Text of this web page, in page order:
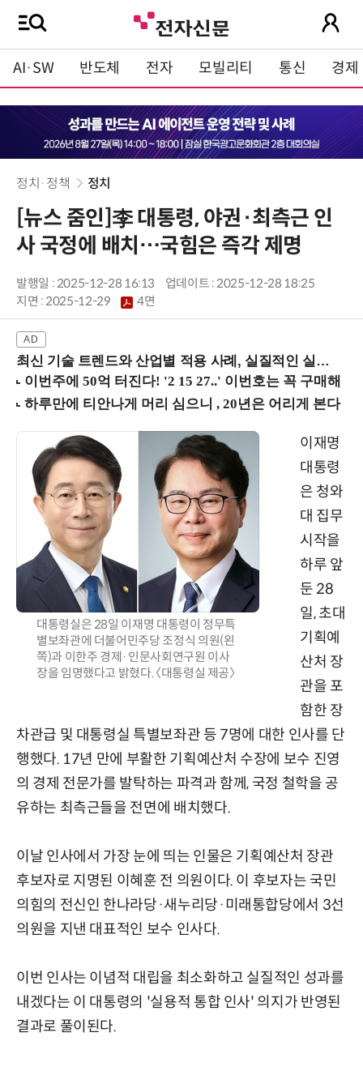
AI·SW 반도체 전자 모빌리티 통신 경제
정치·정책 정치
[뉴스 줌인]李 대통령, 야권·최측근 인
사 국정에 배치…국힘은 즉각 제명
발행일 : 2025-12-28 16:13
업데이트 : 2025-12-28 18:25
지면 :2025-12-29 4면
최신 기술 트렌드와 산업별 적용 사례, 실질적인 실행 전략을 공유 (9/18 양재역)
대통령실은 28일 이재명 대통령이 정무특
별보좌관에 더불어민주당 조정식 의원(왼
쪽)과 이한주 경제·인문사회연구원 이사
장을 임명했다고 밝혔다. 〈대통령실 제공〉
이재명
대통령
은 청와
대 집무
시작을
하루 앞
둔 28
일, 초대
기획예
산처 장
관을 포
함한 장
차관급 및 대통령실 특별보좌관 등 7명에 대한 인사를 단
행했다. 17년 만에 부활한 기획예산처 수장에 보수 진영
의 경제 전문가를 발탁하는 파격과 함께, 국정 철학을 공
유하는 최측근들을 전면에 배치했다.
이날 인사에서 가장 눈에 띄는 인물은 기획예산처 장관
후보자로 지명된 이혜훈 전 의원이다. 이 후보자는 국민
의힘의 전신인 한나라당·새누리당·미래통합당에서 3선
의원을 지낸 대표적인 보수 인사다.
이번 인사는 이념적 대립을 최소화하고 실질적인 성과를
내겠다는 이 대통령의 '실용적 통합 인사' 의지가 반영된
결과로 풀이된다.